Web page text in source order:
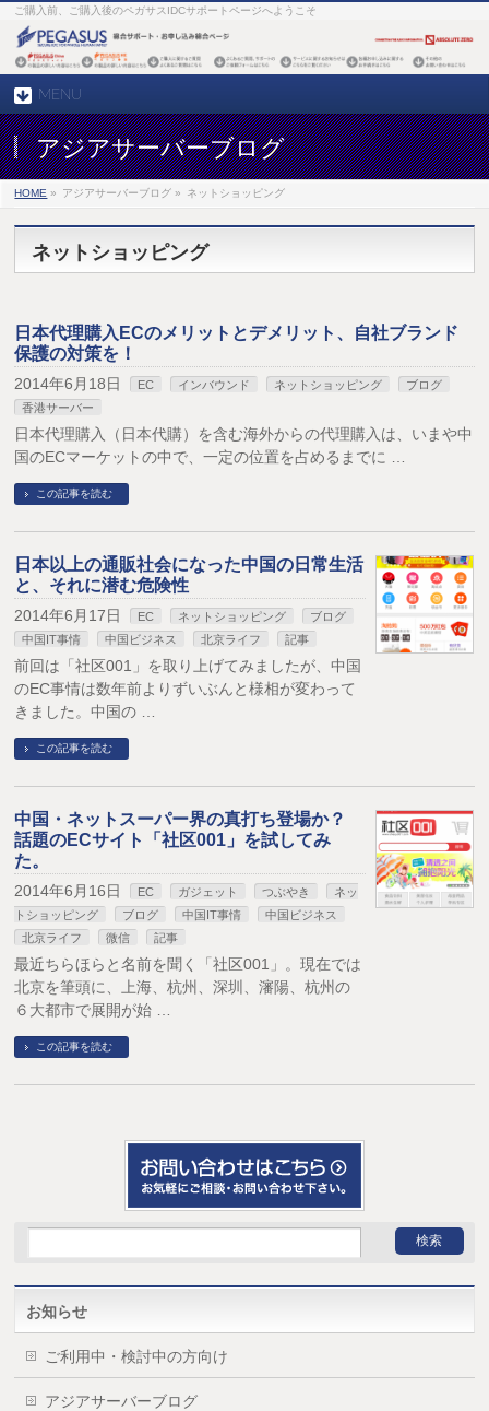
ご購入前、ご購入後のペガサスIDCサポートページへようこそ
MENU
アジアサーバーブログ
HOME » アジアサーバーブログ » ネットショッピング
ネットショッピング
日本代理購入ECのメリットとデメリット、自社ブランド
保護の対策を！
2014年6月18日 EC インバウンド ネットショッピング
ブログ
香港サーバー
日本代理購入（日本代購）を含む海外からの代理購入は、いまや中
国のECマーケットの中で、一定の位置を占めるまでに …
この記事を読む
日本以上の通販社会になった中国の日常生活
と、それに潜む危険性
2014年6月17日 EC ネットショッピング
ブログ
中国IT事情
中国ビジネス 北京ライフ 記事
前回は「社区001」を取り上げてみましたが、中国
のEC事情は数年前よりずいぶんと様相が変わって
きました。中国の …
この記事を読む
中国・ネットスーパー界の真打ち登場か？
話題のECサイト「社区001」を試してみ
た。
2014年6月16日 EC ガジェット つぶやき
ネッ
トショッピング
ブログ 中国IT事情
中国ビジネス
北京ライフ
微信 記事
最近ちらほらと名前を聞く「社区001」。現在では
北京を筆頭に、上海、杭州、深圳、瀋陽、杭州の
６大都市で展開が始 …
この記事を読む
お知らせ
ご利用中・検討中の方向け
アジアサーバーブログ